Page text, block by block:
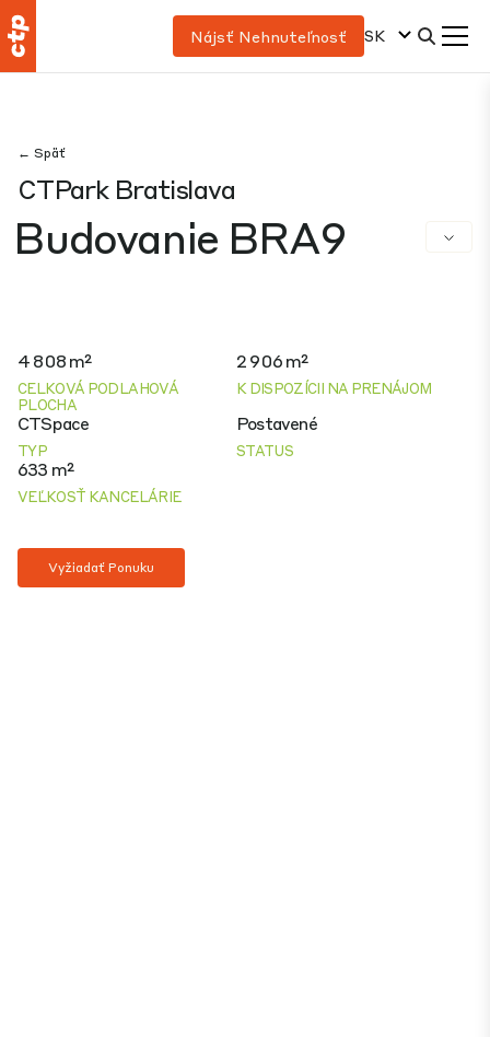
Nájsť Nehnuteľnosť SK
← Späť
CTPark Bratislava
Budovanie BRA9
4 808 m²
CELKOVÁ PODLAHOVÁ
PLOCHA
2 906 m²
K DISPOZÍCII NA PRENÁJOM
CTSpace
TYP
Postavené
STATUS
633 m²
VEĽKOSŤ KANCELÁRIE
Vyžiadať Ponuku